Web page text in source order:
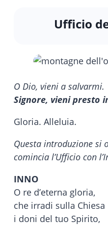
Ufficio
O Dio, vieni a salvarmi.
Signore, vieni presto
Gloria. Alleluia.
Questa introduzione si
comincia l’Ufficio con
INNO
O re d’eterna gloria,
che irradi sulla Chiesa
i doni del tuo Spirito,